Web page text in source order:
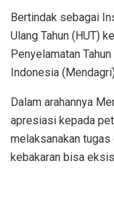
Bertindak sebagai
Ulang Tahun (HUT)
Penyelamatan
Indonesia
Dalam arahannya
apresiasi kepada
melaksanakan
kebakaran bisa